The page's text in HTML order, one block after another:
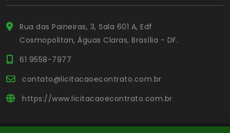
Rua das Paineiras, 3, Sala 601 A, Edf
Cosmopolitan, Águas Claras, Brasília - DF.
61 9558-7977
contato@licitacaoecontrato.com.br
https://www.licitacaoecontrato.com.br